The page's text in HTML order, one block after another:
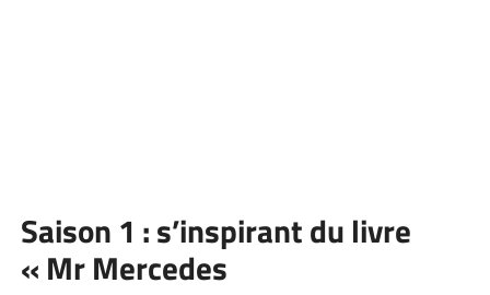
Saison 1 : s’inspirant du livre
« Mr Mercedes